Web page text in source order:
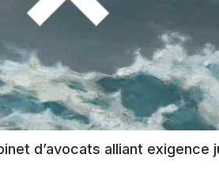
d’avocats alliant